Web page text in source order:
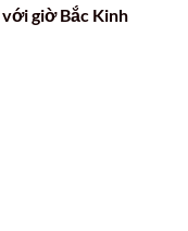
giờ Bắc Kinh